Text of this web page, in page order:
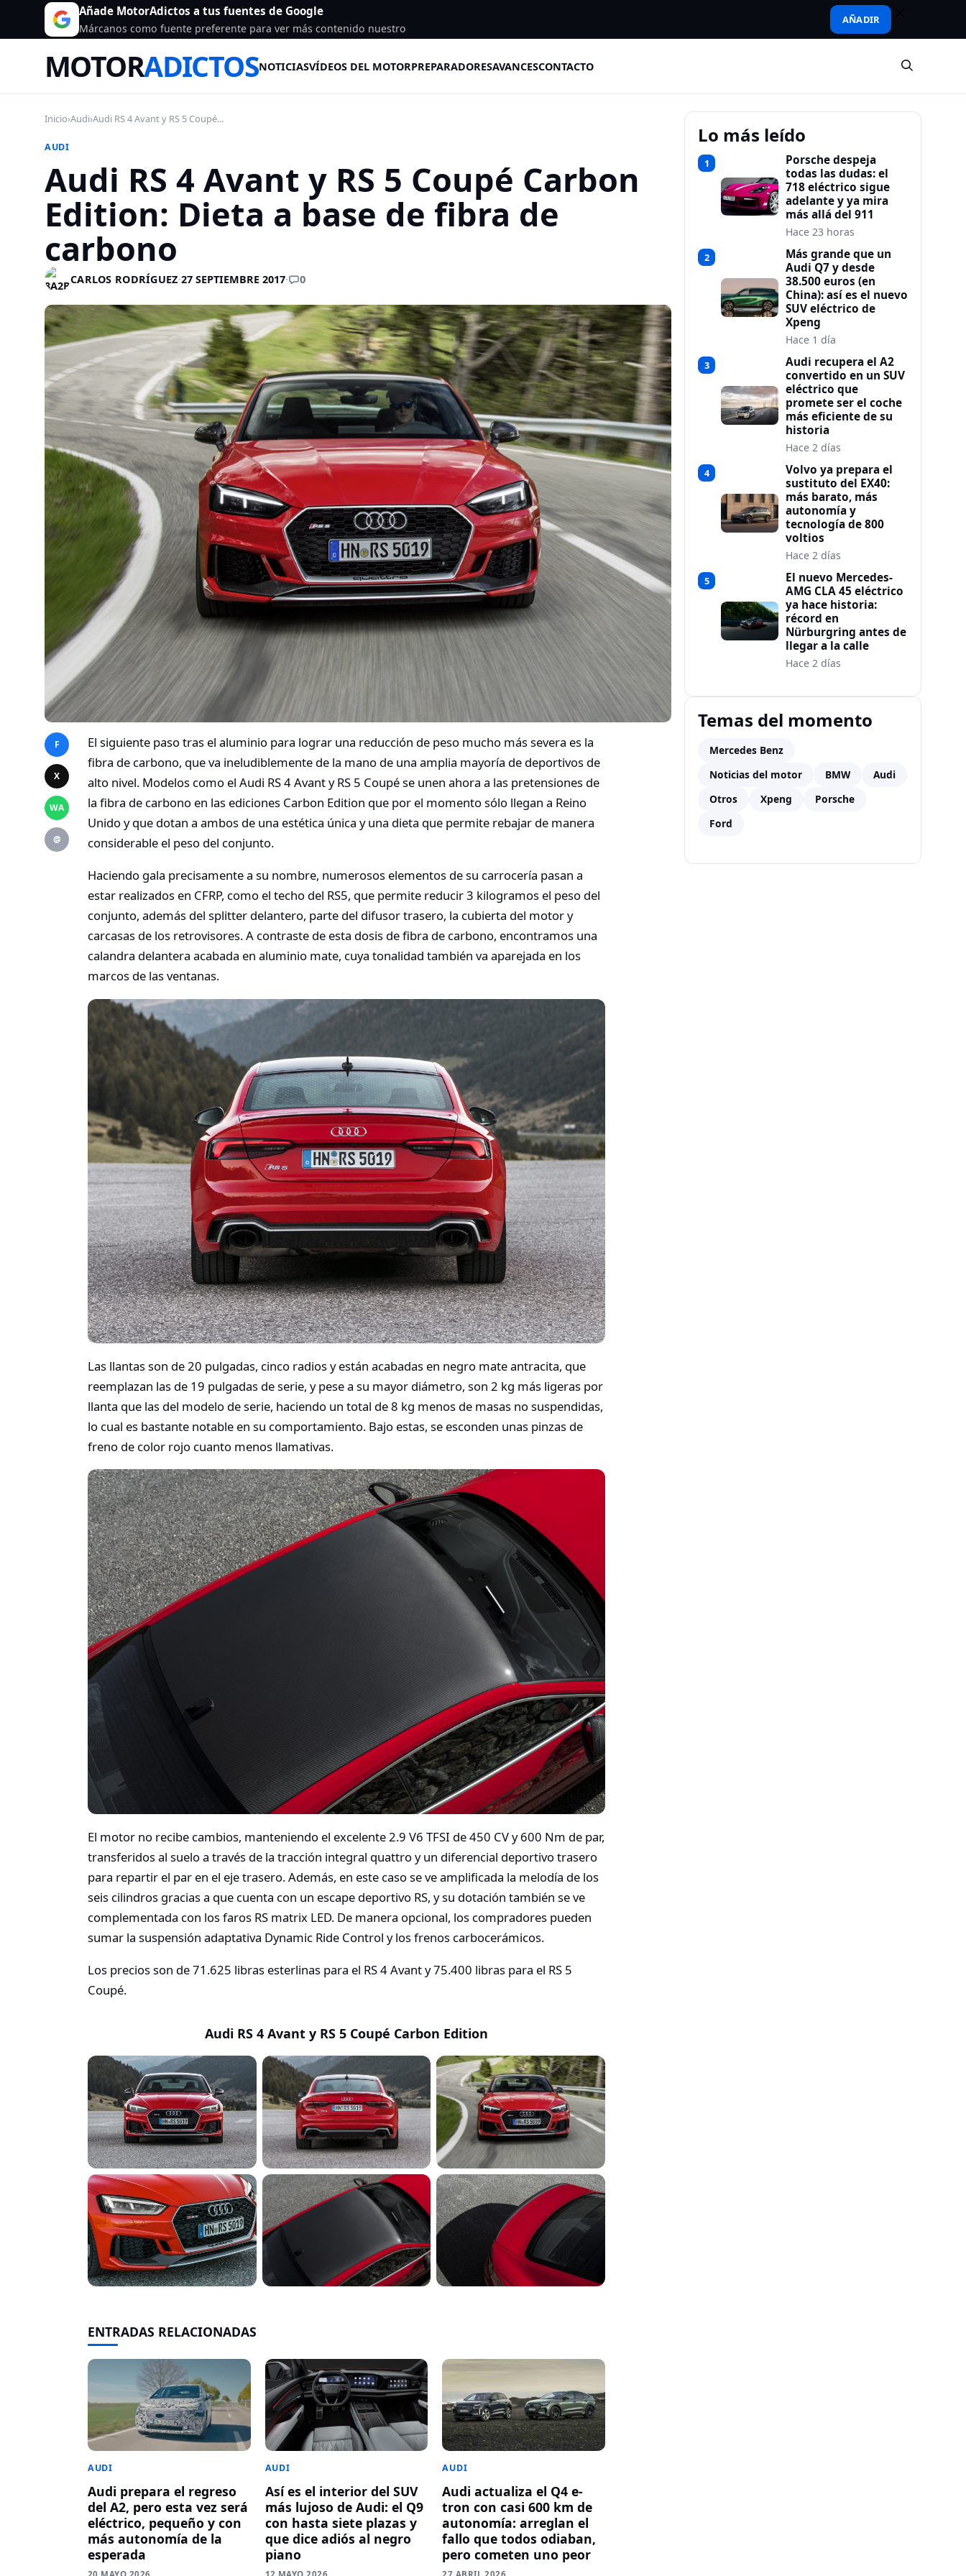
Añade MotorAdictos a tus fuentes de Google
Márcanos como fuente preferente para ver más contenido nuestro
AÑADIR
MOTORADICTOSNOTICIASVÍDEOS DEL MOTORPREPARADORESAVANCESCONTACTO
Inicio›Audi›Audi RS 4 Avant y RS 5 Coupé...
AUDI
Audi RS 4 Avant y RS 5 Coupé Carbon
Edition: Dieta a base de fibra de
carbono
CARLOS RODRÍGUEZ·27 SEPTIEMBRE 2017· 0
F
X
WA
@
El siguiente paso tras el aluminio para lograr una reducción de peso mucho más severa es la
fibra de carbono, que va ineludiblemente de la mano de una amplia mayoría de deportivos de
alto nivel. Modelos como el Audi RS 4 Avant y RS 5 Coupé se unen ahora a las pretensiones de
la fibra de carbono en las ediciones Carbon Edition que por el momento sólo llegan a Reino
Unido y que dotan a ambos de una estética única y una dieta que permite rebajar de manera
considerable el peso del conjunto.
Haciendo gala precisamente a su nombre, numerosos elementos de su carrocería pasan a
estar realizados en CFRP, como el techo del RS5, que permite reducir 3 kilogramos el peso del
conjunto, además del splitter delantero, parte del difusor trasero, la cubierta del motor y
carcasas de los retrovisores. A contraste de esta dosis de fibra de carbono, encontramos una
calandra delantera acabada en aluminio mate, cuya tonalidad también va aparejada en los
marcos de las ventanas.
Las llantas son de 20 pulgadas, cinco radios y están acabadas en negro mate antracita, que
reemplazan las de 19 pulgadas de serie, y pese a su mayor diámetro, son 2 kg más ligeras por
llanta que las del modelo de serie, haciendo un total de 8 kg menos de masas no suspendidas,
lo cual es bastante notable en su comportamiento. Bajo estas, se esconden unas pinzas de
freno de color rojo cuanto menos llamativas.
El motor no recibe cambios, manteniendo el excelente 2.9 V6 TFSI de 450 CV y 600 Nm de par,
transferidos al suelo a través de la tracción integral quattro y un diferencial deportivo trasero
para repartir el par en el eje trasero. Además, en este caso se ve amplificada la melodía de los
seis cilindros gracias a que cuenta con un escape deportivo RS, y su dotación también se ve
complementada con los faros RS matrix LED. De manera opcional, los compradores pueden
sumar la suspensión adaptativa Dynamic Ride Control y los frenos carbocerámicos.
Los precios son de 71.625 libras esterlinas para el RS 4 Avant y 75.400 libras para el RS 5
Coupé.
Audi RS 4 Avant y RS 5 Coupé Carbon Edition
ENTRADAS RELACIONADAS
AUDI
Audi prepara el regreso
del A2, pero esta vez será
eléctrico, pequeño y con
más autonomía de la
esperada
AUDI
Así es el interior del SUV
más lujoso de Audi: el Q9
con hasta siete plazas y
que dice adiós al negro
piano
AUDI
Audi actualiza el Q4 e-
tron con casi 600 km de
autonomía: arreglan el
fallo que todos odiaban,
pero cometen uno peor
Lo más leído
1
Porsche despeja
todas las dudas: el
718 eléctrico sigue
adelante y ya mira
más allá del 911
Hace 23 horas
2
Más grande que un
Audi Q7 y desde
38.500 euros (en
China): así es el nuevo
SUV eléctrico de
Xpeng
Hace 1 día
3
Audi recupera el A2
convertido en un SUV
eléctrico que
promete ser el coche
más eficiente de su
historia
Hace 2 días
4
Volvo ya prepara el
sustituto del EX40:
más barato, más
autonomía y
tecnología de 800
voltios
Hace 2 días
5
El nuevo Mercedes-
AMG CLA 45 eléctrico
ya hace historia:
récord en
Nürburgring antes de
llegar a la calle
Hace 2 días
Temas del momento
Mercedes Benz
Noticias del motor
BMW
Audi
Otros
Xpeng
Porsche
Ford